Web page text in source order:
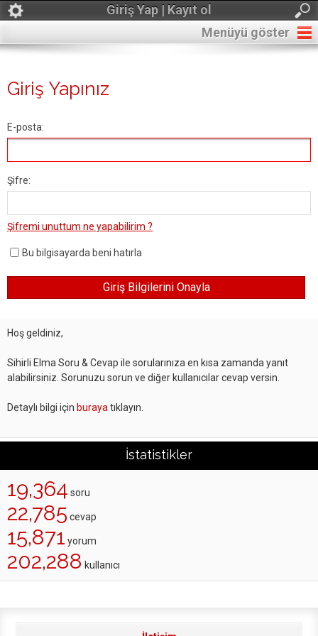
Giriş Yap | Kayıt ol
Menüyü göster
Giriş Yapınız
E-posta:
Şifre:
Şifremi unuttum ne yapabilirim ?
Bu bilgisayarda beni hatırla
Hoş geldiniz,
Sihirli Elma Soru & Cevap ile sorularınıza en kısa zamanda yanıt
alabilirsiniz. Sorunuzu sorun ve diğer kullanıcılar cevap versin.
Detaylı bilgi için buraya tıklayın.
İstatistikler
19,364 soru
22,785 cevap
15,871 yorum
202,288 kullanıcı